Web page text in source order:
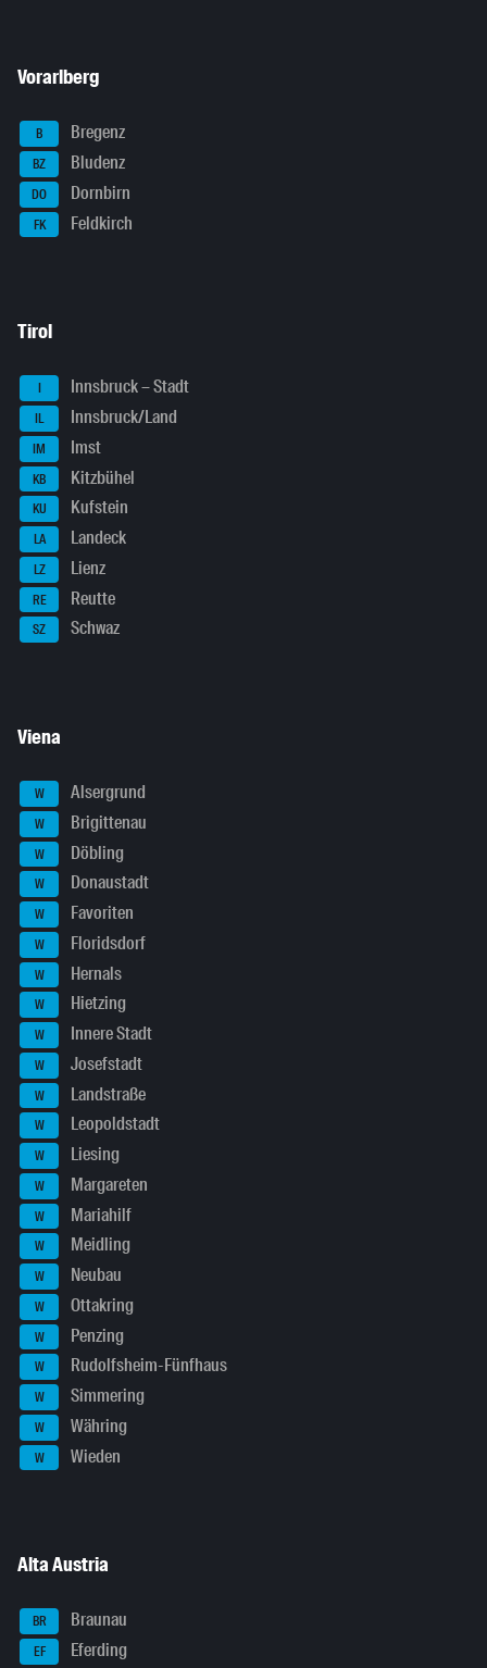
Vorarlberg
B Bregenz
BZ Bludenz
DO Dornbirn
FK Feldkirch
Tirol
I Innsbruck – Stadt
IL Innsbruck/Land
IM Imst
KB Kitzbühel
KU Kufstein
LA Landeck
LZ Lienz
RE Reutte
SZ Schwaz
Viena
W Alsergrund
W Brigittenau
W Döbling
W Donaustadt
W Favoriten
W Floridsdorf
W Hernals
W Hietzing
W Innere Stadt
W Josefstadt
W Landstraße
W Leopoldstadt
W Liesing
W Margareten
W Mariahilf
W Meidling
W Neubau
W Ottakring
W Penzing
W Rudolfsheim-Fünfhaus
W Simmering
W Währing
W Wieden
Alta Austria
BR Braunau
EF Eferding